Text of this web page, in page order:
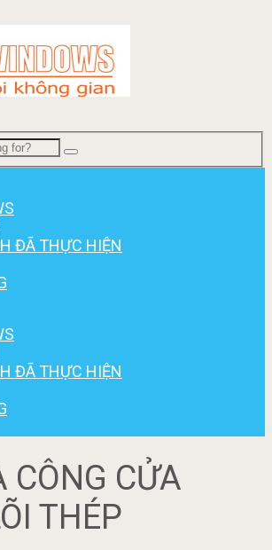
ĐÃ THỰC HIỆN
ĐÃ THỰC HIỆN
CÔNG CỬA
THÉP